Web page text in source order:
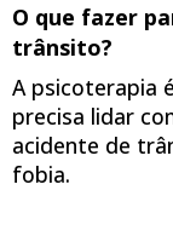
O que fazer
trânsito?
A psicoterapia
precisa lidar
acidente de
fobia.